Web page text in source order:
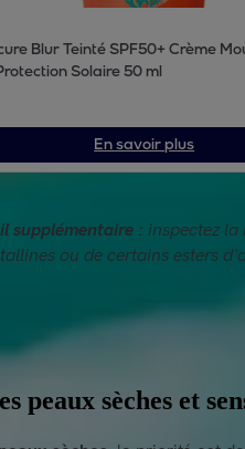
Blur Teinté SPF50+ Crème
Solaire 50 ml
En savoir plus
supplémentaire : inspectez
ou de certains esters
peaux sèches et